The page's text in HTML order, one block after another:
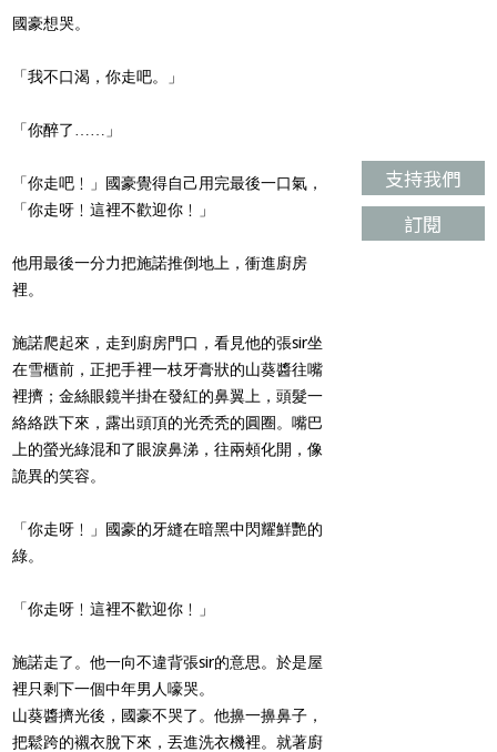
國豪想哭。
「我不口渴，你走吧。」
「你醉了……」
「你走吧﹗」國豪覺得自己用完最後一口氣，
「你走呀﹗這裡不歡迎你﹗」
他用最後一分力把施諾推倒地上，衝進廚房
裡。
施諾爬起來，走到廚房門口，看見他的張sir坐
在雪櫃前，正把手裡一枝牙膏狀的山葵醬往嘴
裡擠；金絲眼鏡半掛在發紅的鼻翼上，頭髮一
絡絡跌下來，露出頭頂的光秃秃的圓圈。嘴巴
上的螢光綠混和了眼淚鼻涕，往兩頰化開，像
詭異的笑容。
「你走呀﹗」國豪的牙縫在暗黑中閃耀鮮艷的
綠。
「你走呀﹗這裡不歡迎你﹗」
施諾走了。他一向不違背張sir的意思。於是屋
裡只剩下一個中年男人嚎哭。
山葵醬擠光後，國豪不哭了。他擤一擤鼻子，
把鬆跨的襯衣脫下來，丟進洗衣機裡。就著廚
支持我們
訂閱